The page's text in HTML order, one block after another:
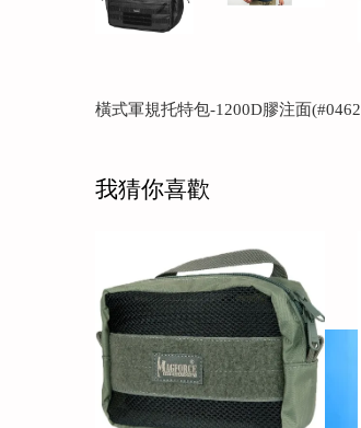
橫式軍規托特包-1200D膠注面
我猜你喜歡